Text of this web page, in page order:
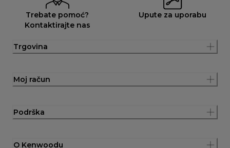
Trebate pomoć?
Kontaktirajte nas
Upute za uporabu
Trgovina
Moj račun
Podrška
O Kenwoodu